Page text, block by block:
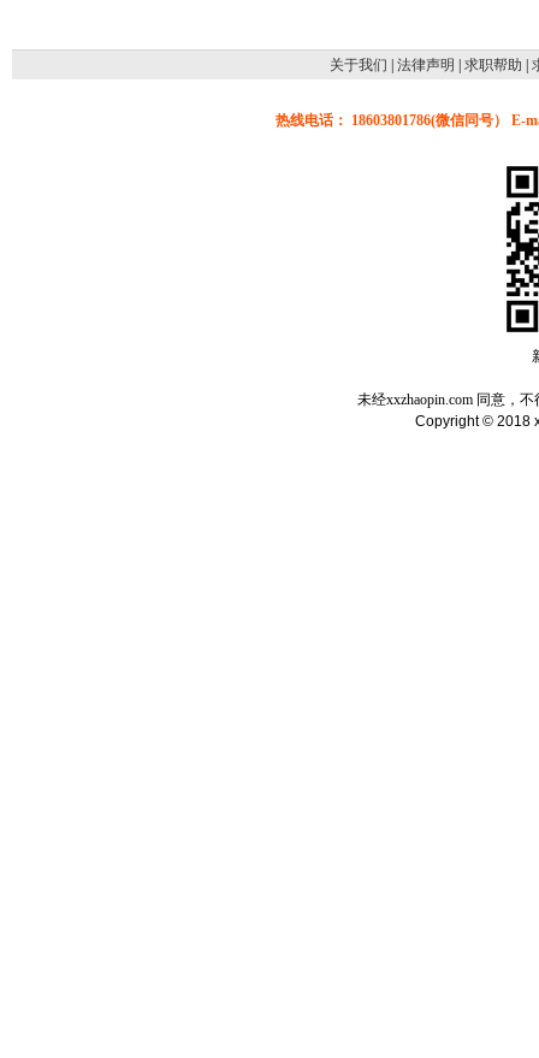
关于我们 法律声明 求职帮助
热线电话： 18603801786(微信同号） E-
未经xxzhaopin.com 同意，
Copyright © 2018